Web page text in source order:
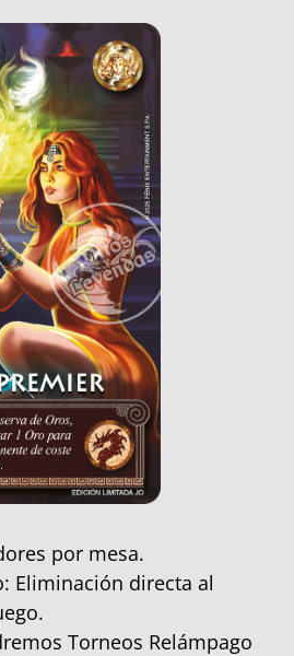
por mesa.
Eliminación directa al
Torneos Relámpago